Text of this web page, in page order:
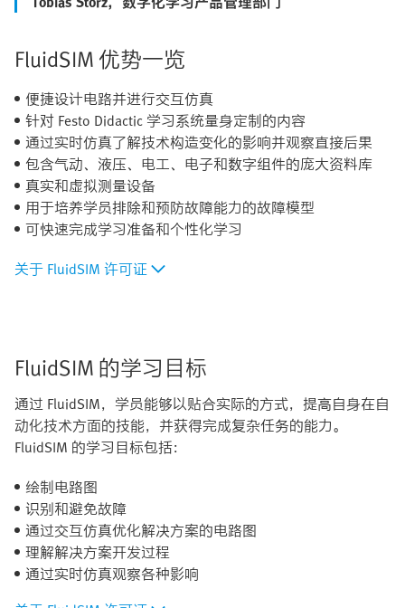
FluidSIM 优势一览
便捷设计电路并进行交互仿真
针对 Festo Didactic 学习系统量身定制的内容
通过实时仿真了解技术构造变化的影响并观察直接后果
包含气动、液压、电工、电子和数字组件的庞大资料库
真实和虚拟测量设备
用于培养学员排除和预防故障能力的故障模型
可快速完成学习准备和个性化学习
关于 FluidSIM 许可证
FluidSIM 的学习目标
通过 FluidSIM，学员能够以贴合实际的方式，提高自身在自
动化技术方面的技能，并获得完成复杂任务的能力。
FluidSIM 的学习目标包括：
绘制电路图
识别和避免故障
通过交互仿真优化解决方案的电路图
理解解决方案开发过程
通过实时仿真观察各种影响